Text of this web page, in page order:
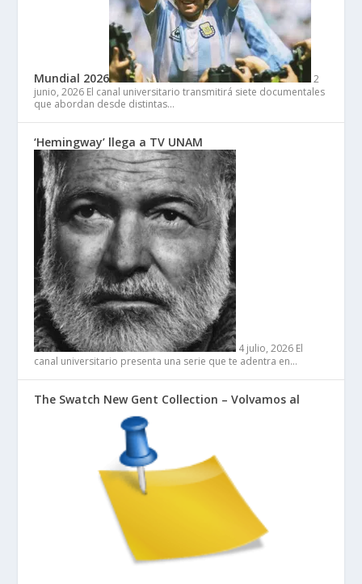
Mundial 2026
2
junio, 2026 El canal universitario transmitirá siete documentales
que abordan desde distintas…
‘Hemingway’ llega a TV UNAM
4 julio, 2026 El
canal universitario presenta una serie que te adentra en…
The Swatch New Gent Collection – Volvamos al